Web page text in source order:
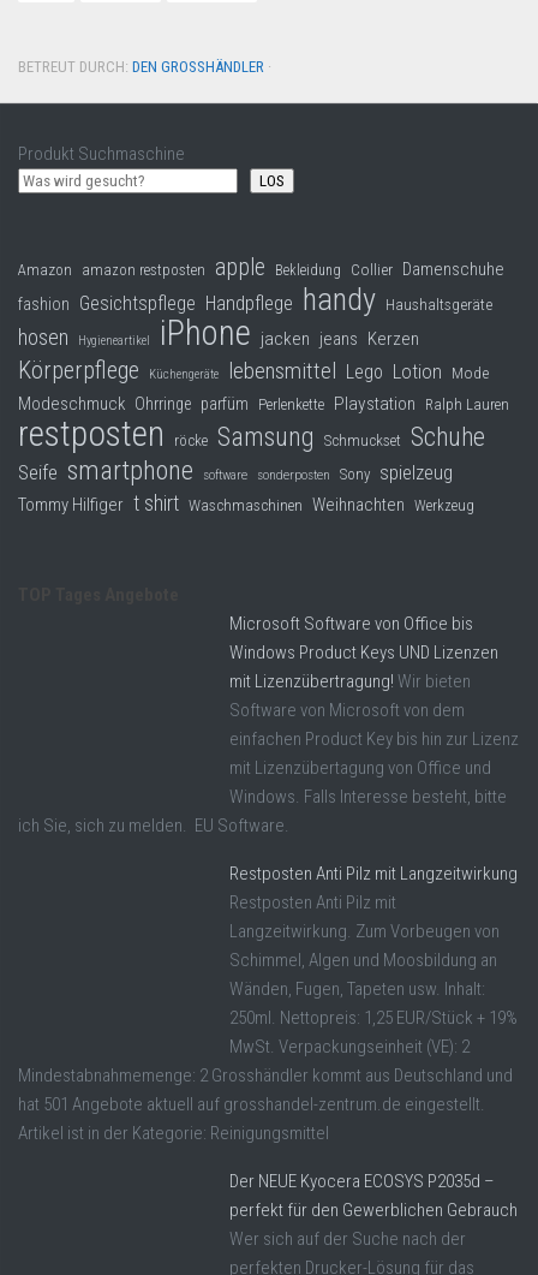
BETREUT DURCH: DEN GROSSHÄNDLER ·
Produkt Suchmaschine
LOS
Amazon amazon restposten apple Bekleidung Collier Damenschuhe
fashion Gesichtspflege Handpflege handy Haushaltsgeräte
hosen Hygieneartikel iPhone jacken jeans Kerzen
Körperpflege Küchengeräte lebensmittel Lego Lotion Mode
Modeschmuck Ohrringe parfüm Perlenkette Playstation Ralph Lauren
restposten röcke Samsung Schmuckset Schuhe
Seife smartphone software sonderposten Sony spielzeug
Tommy Hilfiger t shirt Waschmaschinen Weihnachten Werkzeug
Microsoft Software von Office bis
Windows Product Keys UND Lizenzen
mit Lizenzübertragung! Wir bieten
Software von Microsoft von dem
einfachen Product Key bis hin zur Lizenz
mit Lizenzübertagung von Office und
Windows. Falls Interesse besteht, bitte
ich Sie, sich zu melden. EU Software.
Restposten Anti Pilz mit Langzeitwirkung
Restposten Anti Pilz mit
Langzeitwirkung. Zum Vorbeugen von
Schimmel, Algen und Moosbildung an
Wänden, Fugen, Tapeten usw. Inhalt:
250ml. Nettopreis: 1,25 EUR/Stück + 19%
MwSt. Verpackungseinheit (VE): 2
Mindestabnahmemenge: 2 Grosshändler kommt aus Deutschland und
hat 501 Angebote aktuell auf grosshandel-zentrum.de eingestellt.
Artikel ist in der Kategorie: Reinigungsmittel
Der NEUE Kyocera ECOSYS P2035d –
perfekt für den Gewerblichen Gebrauch
Wer sich auf der Suche nach der
perfekten Drucker-Lösung für das